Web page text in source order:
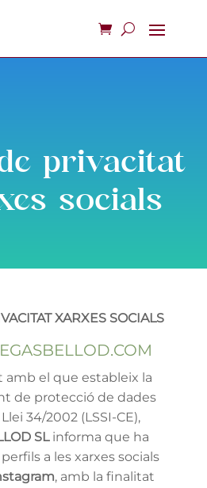
privacitat
socials
XARXES SOCIALS
amb el que estableix la
de protecció de dades
34/2002 (LSSI-CE),
SLinforma que ha
a les xarxes socials
, amb la finalitat